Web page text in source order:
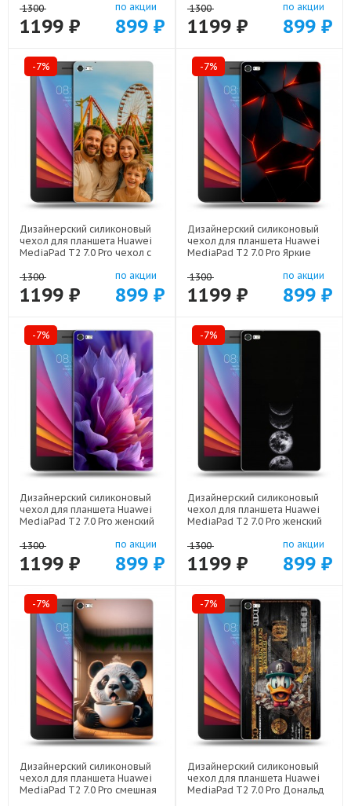
1300
1199 ₽
по акции
899 ₽
1300
1199 ₽
по акции
899 ₽
-7%
Дизайнерский силиконовый
чехол для планшета Huawei
MediaPad T2 7.0 Pro чехол с
1300
1199 ₽
по акции
899 ₽
-7%
Дизайнерский силиконовый
чехол для планшета Huawei
MediaPad T2 7.0 Pro Яркие
1300
1199 ₽
по акции
899 ₽
-7%
Дизайнерский силиконовый
чехол для планшета Huawei
MediaPad T2 7.0 Pro женский
1300
1199 ₽
по акции
899 ₽
-7%
Дизайнерский силиконовый
чехол для планшета Huawei
MediaPad T2 7.0 Pro женский
1300
1199 ₽
по акции
899 ₽
-7%
Дизайнерский силиконовый
чехол для планшета Huawei
MediaPad T2 7.0 Pro смешная
-7%
Дизайнерский силиконовый
чехол для планшета Huawei
MediaPad T2 7.0 Pro Дональд